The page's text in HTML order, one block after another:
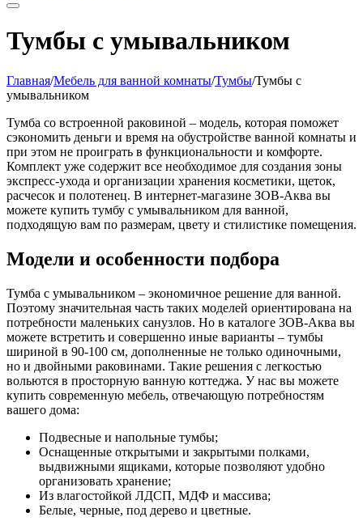
Тумбы с умывальником
Главная/Мебель для ванной комнаты/Тумбы/Тумбы с
умывальником
Тумба со встроенной раковиной – модель, которая поможет
сэкономить деньги и время на обустройстве ванной комнаты и
при этом не проиграть в функциональности и комфорте.
Комплект уже содержит все необходимое для создания зоны
экспресс-ухода и организации хранения косметики, щеток,
расчесок и полотенец. В интернет-магазине ЗОВ-Аква вы
можете купить тумбу с умывальником для ванной,
подходящую вам по размерам, цвету и стилистике помещения.
Модели и особенности подбора
Тумба с умывальником – экономичное решение для ванной.
Поэтому значительная часть таких моделей ориентирована на
потребности маленьких санузлов. Но в каталоге ЗОВ-Аква вы
можете встретить и совершенно иные варианты – тумбы
шириной в 90-100 см, дополненные не только одиночными,
но и двойными раковинами. Такие решения с легкостью
вольются в просторную ванную коттеджа. У нас вы можете
купить современную мебель, отвечающую потребностям
вашего дома:
Подвесные и напольные тумбы;
Оснащенные открытыми и закрытыми полками,
выдвижными ящиками, которые позволяют удобно
организовать хранение;
Из влагостойкой ЛДСП, МДФ и массива;
Белые, черные, под дерево и цветные.